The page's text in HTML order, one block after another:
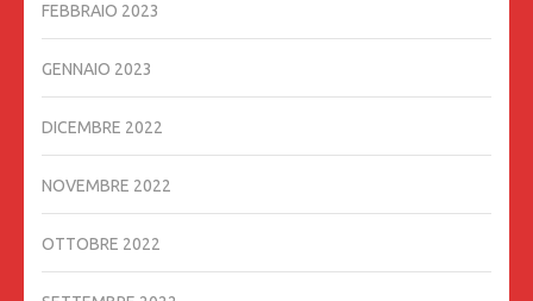
FEBBRAIO 2023
GENNAIO 2023
DICEMBRE 2022
NOVEMBRE 2022
OTTOBRE 2022